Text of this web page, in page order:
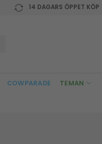
14 DAGARS ÖPPET KÖP
COWPARADE TEMAN